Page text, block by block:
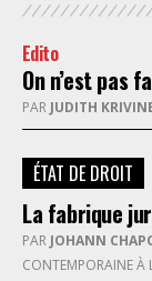
Edito
On n’est pas
PAR JUDITH
ÉTAT DE DROIT
PAR JOHANN